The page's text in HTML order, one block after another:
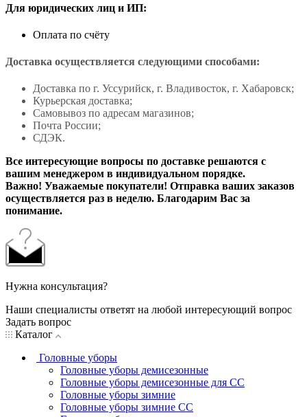
Для юридических лиц и ИП:
Оплата по счёту
Доставка осуществляется следующими способами:
Доставка по г. Уссурийск, г. Владивосток, г. Хабаровск;
Курьерская доставка;
Самовывоз по адресам магазинов;
Почта России;
СДЭК.
Все интересующие вопросы по доставке решаются с
вашим менеджером в индивидуальном порядке.
Важно! Уважаемые покупатели! Отправка ваших заказов
осуществляется раз в неделю. Благодарим Вас за
понимание.
Нужна консультация?
Наши специалисты ответят на любой интересующий вопрос
Задать вопрос
Каталог
Головные уборы
Головные уборы демисезонные
Головные уборы демисезонные для СС
Головные уборы зимние
Головные уборы зимние СС